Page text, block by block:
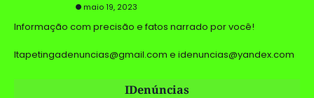
maio 19, 2023
Informação com precisão e fatos narrado por você!
Itapetingadenuncias@gmail.com e idenuncias@yandex.com
IDenúncias